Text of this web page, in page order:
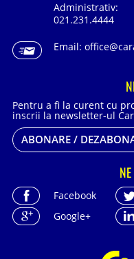
Administrativ:
021.231.4444
Email:
Pentru a fi la curent cu
inscrii la newsletter-ul
ABONARE /
Facebook
Google+